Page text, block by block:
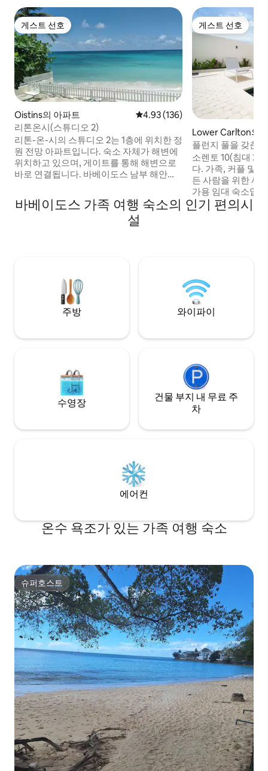
게스트 선호
게스트 선호
Oistins의 아파트 평점 4.93점(5점 만점), 후기 136
4.93 (136)
리톤온시(스튜디오 2)
리톤-온-시의 스튜디오 2는 1층에 위치한 정
원 전망 아파트입니다. 숙소 자체가 해변에
위치하고 있으며, 게이트를 통해 해변으로
바로 연결됩니다. 바베이도스 남부 해안에
어비앤비를 통해 예약할 수 있는 스튜디오 3
이 있습니다. 객실에는 연결 문이 있어 동시
에 임대하면 열 수 있습니다. 그렇지 않으면
게스트 선호
게스트 선호
Lower Carlton의
플런지 풀을 갖춘
10(침대 2개)
소렌토 10(침대 2
다. 가족, 커플 및
든 사람을 위한 새
가용 임대 숙소입
임스의 조용한 구
개, 욕실 2개 빌라
소입니다.
바베이도스 가족 여행 숙소의 인기 편의시
설
주방 와이파이
수영장
건물 부지 내 무료 주
차
에어컨
온수 욕조가 있는 가족 여행 숙소
슈퍼호스트
슈퍼호스트